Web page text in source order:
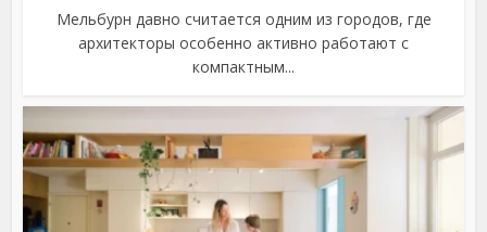
Мельбурн давно считается одним из городов, где
архитекторы особенно активно работают с
компактным...